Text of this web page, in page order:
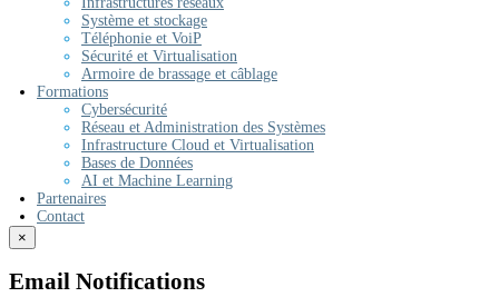
Système et stockage
Téléphonie et VoiP
Sécurité et Virtualisation
Armoire de brassage et câblage
Formations
Cybersécurité
Réseau et Administration des Systèmes
Infrastructure Cloud et Virtualisation
Bases de Données
AI et Machine Learning
Partenaires
Contact
×
Email Notifications